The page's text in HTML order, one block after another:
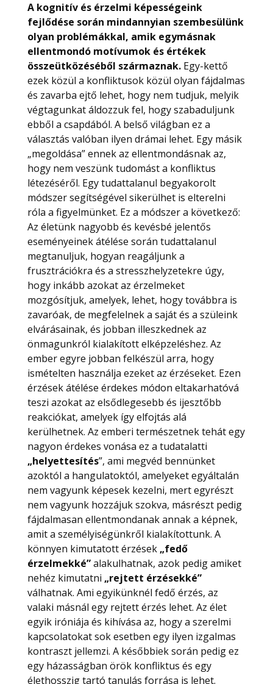
A kognitív és érzelmi képességeink
fejlődése során mindannyian szembesülünk
olyan problémákkal, amik egymásnak
ellentmondó motívumok és értékek
összeütközéséből származnak.Egy-kettő
ezek közül a konfliktusok közül olyan fájdalmas
és zavarba ejtő lehet, hogy nem tudjuk, melyik
végtagunkat áldozzuk fel, hogy szabaduljunk
ebből a csapdából. A belső világban ez a
választás valóban ilyen drámai lehet. Egy másik
„megoldása” ennek az ellentmondásnak az,
hogy nem veszünk tudomást a konfliktus
létezéséről. Egy tudattalanul begyakorolt
módszer segítségével sikerülhet is elterelni
róla a figyelmünket. Ez a módszer a következő:
Az életünk nagyobb és kevésbé jelentős
eseményeinek átélése során tudattalanul
megtanuljuk, hogyan reagáljunk a
frusztrációkra és a stresszhelyzetekre úgy,
hogy inkább azokat az érzelmeket
mozgósítjuk, amelyek, lehet, hogy továbbra is
zavaróak, de megfelelnek a saját és a szüleink
elvárásainak, és jobban illeszkednek az
önmagunkról kialakított elképzeléshez. Az
ember egyre jobban felkészül arra, hogy
ismételten használja ezeket az érzéseket. Ezen
érzések átélése érdekes módon eltakarhatóvá
teszi azokat az elsődlegesebb és ijesztőbb
reakciókat, amelyek így elfojtás alá
kerülhetnek. Az emberi természetnek tehát egy
nagyon érdekes vonása ez a tudatalatti
„helyettesítés”, ami megvéd bennünket
azoktól a hangulatoktól, amelyeket egyáltalán
nem vagyunk képesek kezelni, mert egyrészt
nem vagyunk hozzájuk szokva, másrészt pedig
fájdalmasan ellentmondanak annak a képnek,
amit a személyiségünkről kialakítottunk. A
könnyen kimutatott érzések „fedő
érzelmekké”alakulhatnak, azok pedig amiket
nehéz kimutatni „rejtett érzésekké”
válhatnak. Ami egyikünknél fedő érzés, az
valaki másnál egy rejtett érzés lehet. Az élet
egyik iróniája és kihívása az, hogy a szerelmi
kapcsolatokat sok esetben egy ilyen izgalmas
kontraszt jellemzi. A későbbiek során pedig ez
egy házasságban örök konfliktus és egy
élethosszig tartó tanulás forrása is lehet.